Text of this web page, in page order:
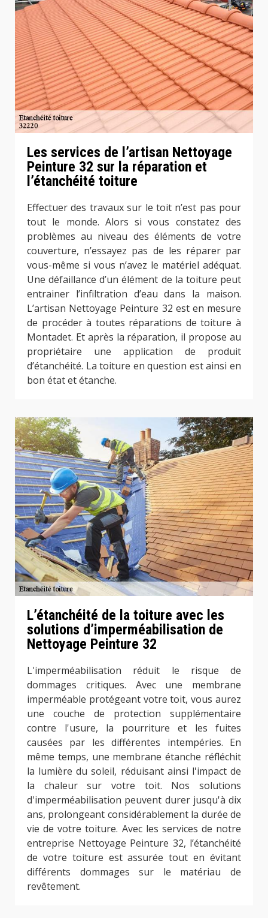
Les services de l’artisan Nettoyage
Peinture 32 sur la réparation et
l’étanchéité toiture
Effectuer des travaux sur le toit n’est pas pour
tout le monde. Alors si vous constatez des
problèmes au niveau des éléments de votre
couverture, n’essayez pas de les réparer par
vous-même si vous n’avez le matériel adéquat.
Une défaillance d’un élément de la toiture peut
entrainer l’infiltration d’eau dans la maison.
L’artisan Nettoyage Peinture 32 est en mesure
de procéder à toutes réparations de toiture à
Montadet. Et après la réparation, il propose au
propriétaire une application de produit
d’étanchéité. La toiture en question est ainsi en
bon état et étanche.
L’étanchéité de la toiture avec les
solutions d’imperméabilisation de
Nettoyage Peinture 32
L'imperméabilisation réduit le risque de
dommages critiques. Avec une membrane
imperméable protégeant votre toit, vous aurez
une couche de protection supplémentaire
contre l'usure, la pourriture et les fuites
causées par les différentes intempéries. En
même temps, une membrane étanche réfléchit
la lumière du soleil, réduisant ainsi l'impact de
la chaleur sur votre toit. Nos solutions
d'imperméabilisation peuvent durer jusqu'à dix
ans, prolongeant considérablement la durée de
vie de votre toiture. Avec les services de notre
entreprise Nettoyage Peinture 32, l’étanchéité
de votre toiture est assurée tout en évitant
différents dommages sur le matériau de
revêtement.